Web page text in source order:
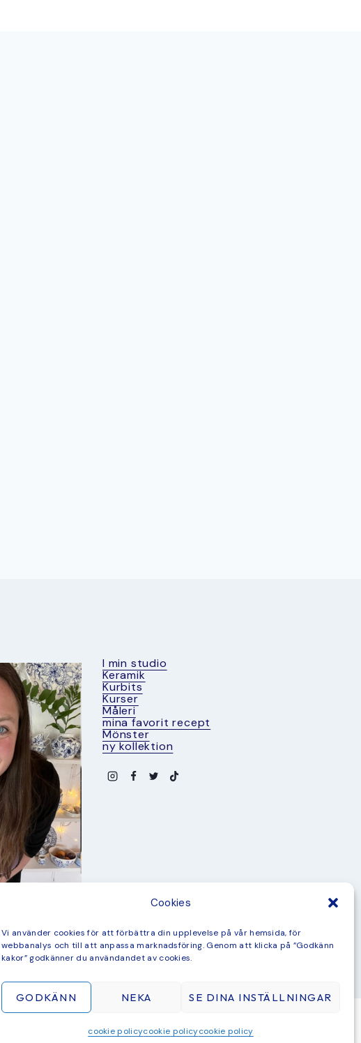
Cookies
Vi använder cookies för att förbättra din upplevelse på vår hemsida, för
webbanalys och till att anpassa marknadsföring. Genom att klicka på ”Godkänn
kakor” godkänner du användandet av cookies.
GODKÄNN NEKA SE DINA INSTÄLLNINGAR
cookie policycookie policycookie policy
I min studio
Keramik
Kurbits
Kurser
Måleri
mina favorit recept
Mönster
ny kollektion
© 2026 STUDIO KURBITS · THEME BY17TH AVENUE